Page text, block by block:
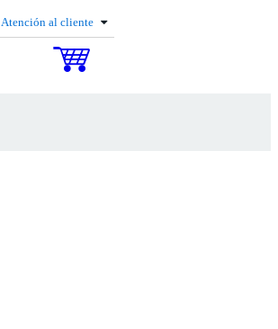
Atención al cliente